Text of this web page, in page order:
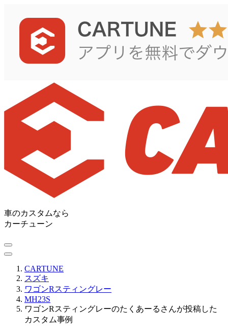
車のカスタムなら
カーチューン
CARTUNE
スズキ
ワゴンRスティングレー
MH23S
ワゴンRスティングレーのたくあーるさんが投稿した
カスタム事例